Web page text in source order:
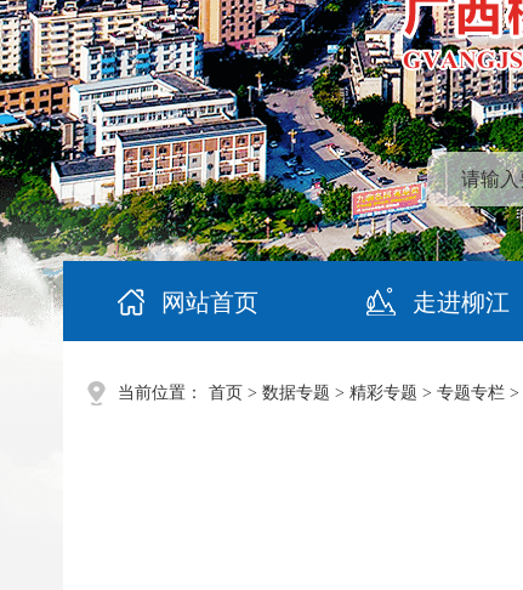
网站首页 走进柳江
当前位置： 首页 > 数据专题 > 精彩专题 > 专题专栏 >